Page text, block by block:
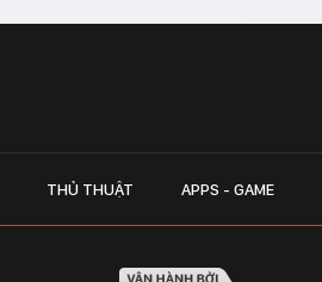
THỦ THUẬT APPS - GAME